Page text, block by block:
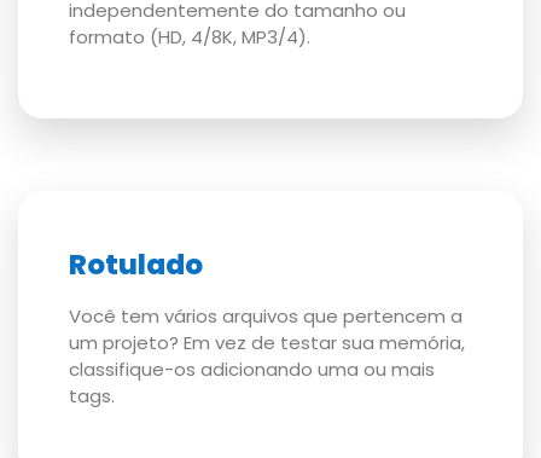
independentemente do tamanho ou
formato (HD, 4/8K, MP3/4).
Rotulado
Você tem vários arquivos que pertencem a
um projeto? Em vez de testar sua memória,
classifique-os adicionando uma ou mais
tags.